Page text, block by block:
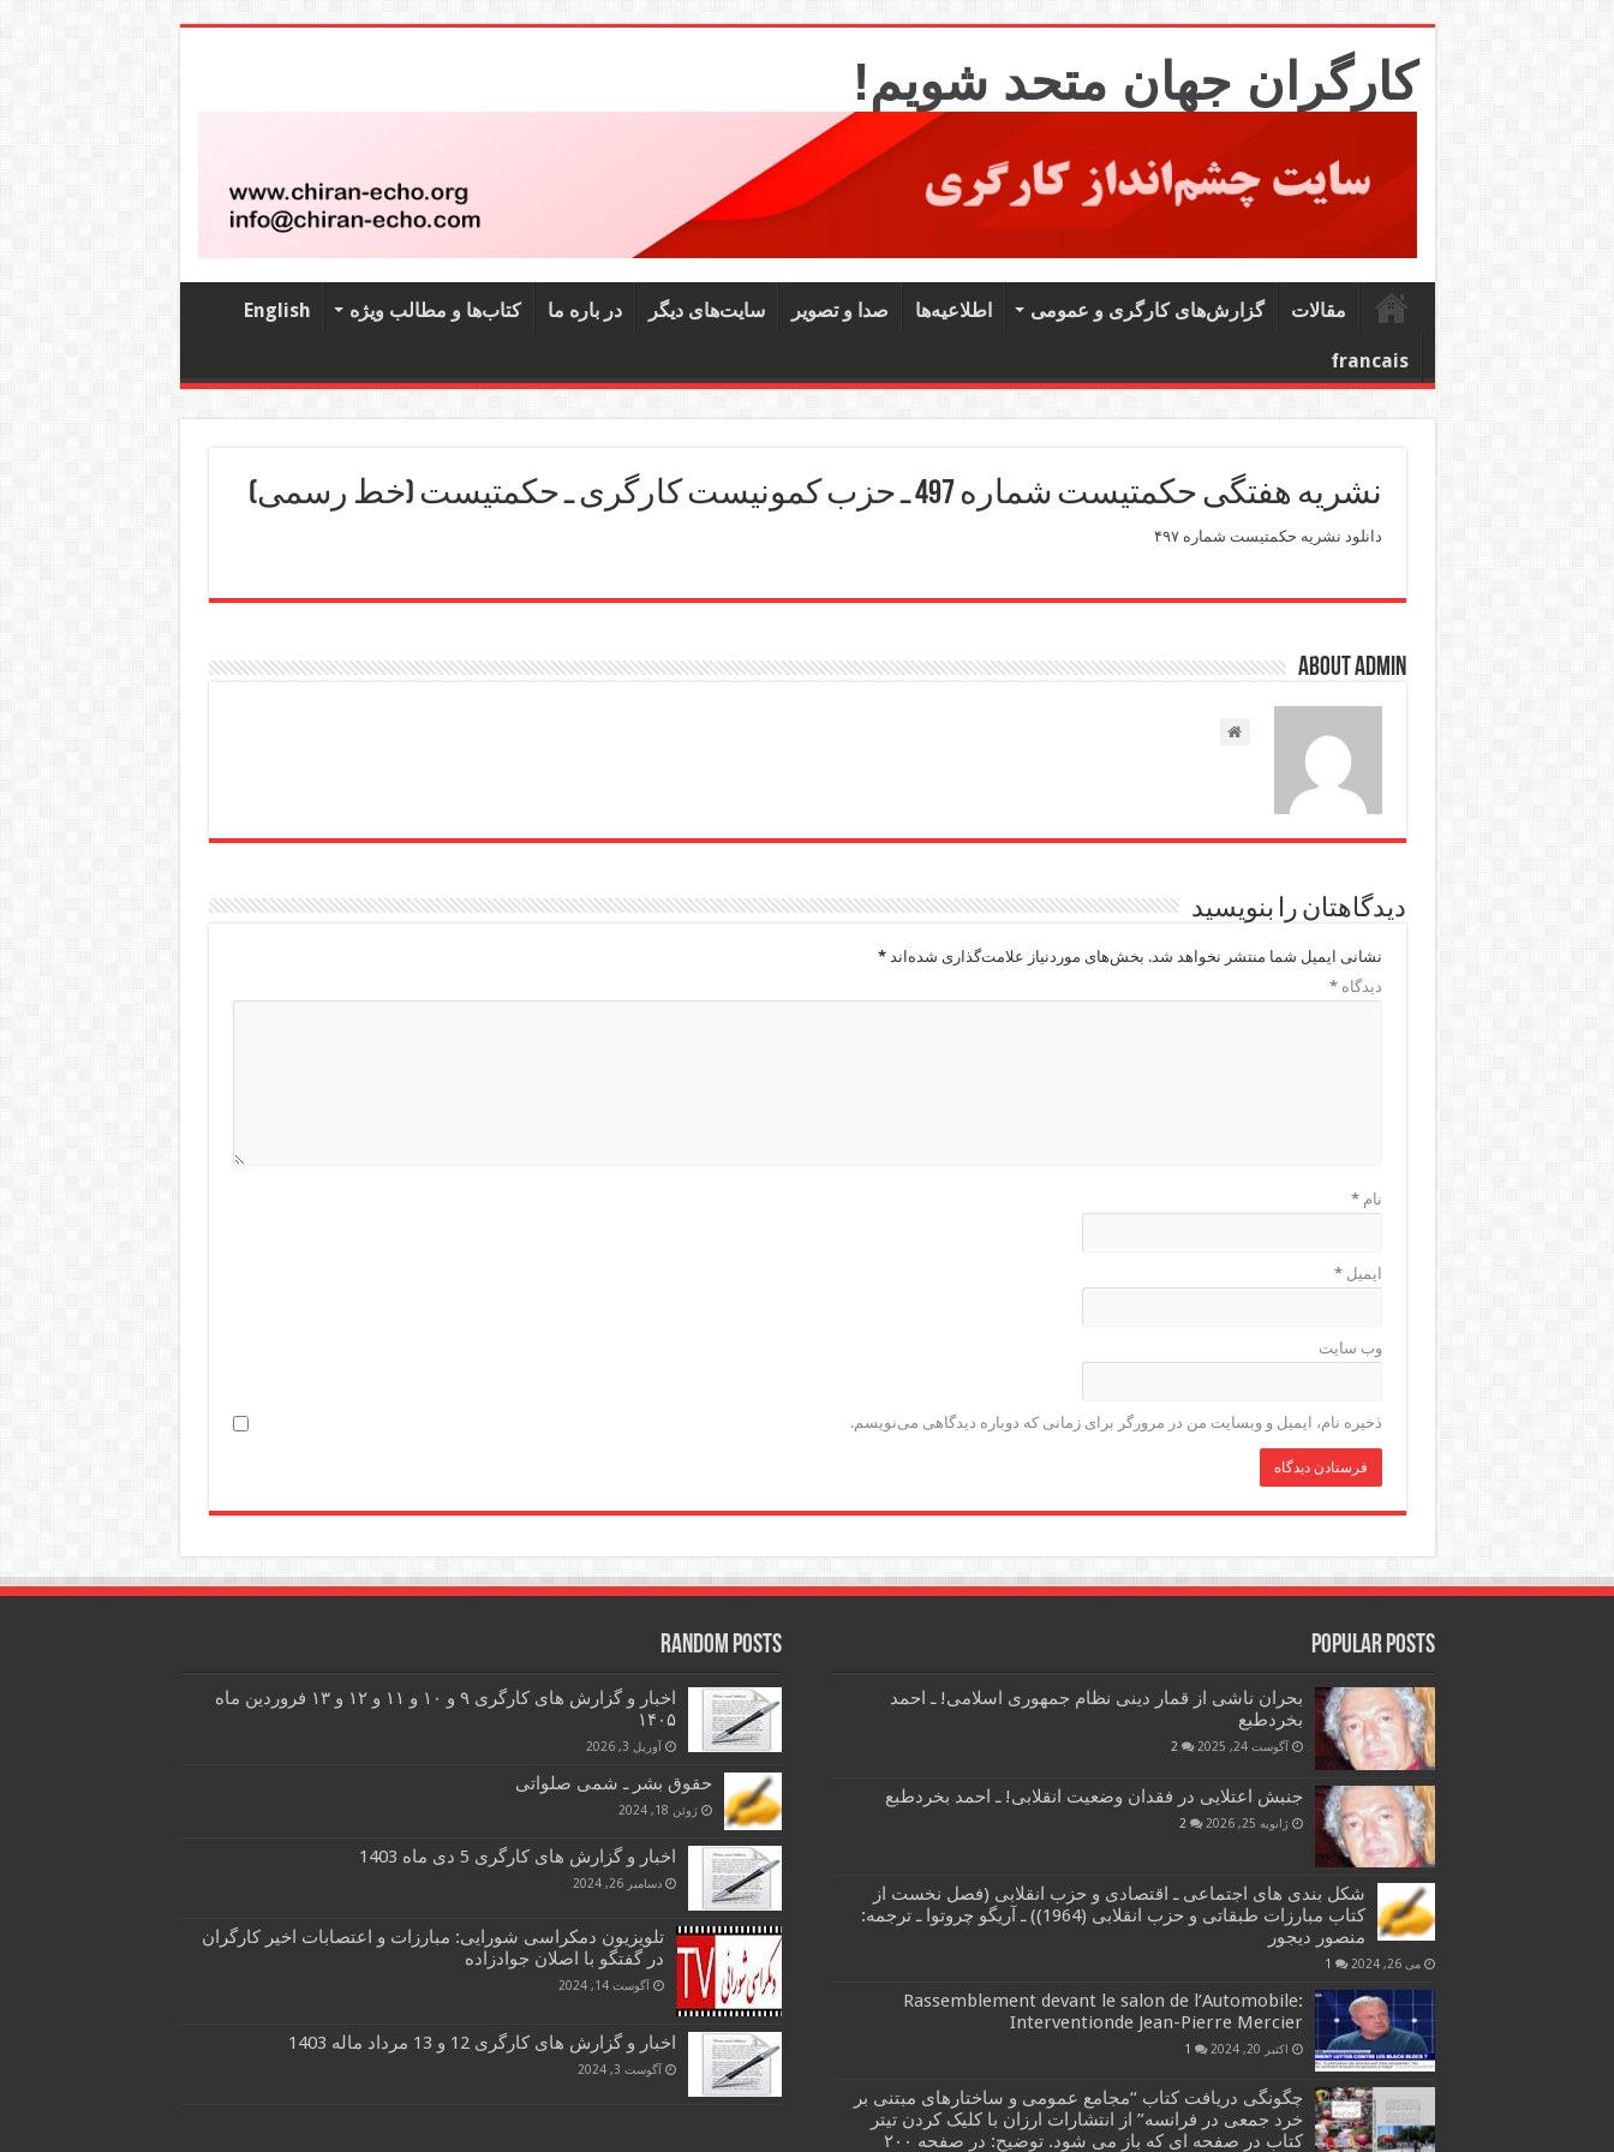
کارگران جهان متحد شویم!
مقالات گزارش‌های کارگری و عمومی اطلاعیه‌ها صدا و تصویر سایت‌های دیگر در باره ما کتاب‌‌ها و مطالب ویژه English
francais
نشریه هفتگی حکمتیست شماره 497 ـ حزب کمونیست کارگری ـ حکمتیست (خط رسمی)
دانلود نشریه حکمتیست شماره ۴۹۷
About admin
دیدگاهتان را بنویسید
نشانی ایمیل شما منتشر نخواهد شد. بخش‌های موردنیاز علامت‌گذاری شده‌اند*
دیدگاه*
نام*
ایمیل*
وب‌ سایت
ذخیره نام، ایمیل و وبسایت من در مرورگر برای زمانی که دوباره دیدگاهی می‌نویسم.
Popular Posts
بحران ناشی از قمار دینی نظام جمهوری اسلامی! ـ احمد
بخردطبع
آگوست 24, 2025 2
جنبش اعتلایی در فقدان وضعیت انقلابی! ـ احمد بخردطبع
ژانویه 25, 2026 2
شکل بندی های اجتماعی ـ اقتصادی و حزب انقلابی (فصل نخست از
کتاب مبارزات طبقاتی و حزب انقلابی (1964)) ـ آریگو چروتوا ـ ترجمه:
منصور دیجور
می 26, 2024 1
Rassemblement devant le salon de l’Automobile:
Interventionde Jean-Pierre Mercier
اکتبر 20, 2024 1
چگونگی دریافت کتاب “مجامع عمومی و ساختارهای مبتنی بر
خرد جمعی در فرانسه” از انتشارات ارزان با کلیک کردن تیتر
کتاب در صفحه ای که باز می شود. توضیح: در صفحه ۲۰۰
Random Posts
اخبار و گزارش های کارگری ۹ و ۱۰ و ۱۱ و ۱۲ و ۱۳ فروردین ماه
۱۴۰۵
آوریل 3, 2026
حقوق بشر ـ شمی صلواتی
ژوئن 18, 2024
اخبار و گزارش های کارگری 5 دی ماه 1403
دسامبر 26, 2024
تلویزیون دمکراسی شورایی: مبارزات و اعتصابات اخیر کارگران
در گفتگو با اصلان جوادزاده
آگوست 14, 2024
اخبار و گزارش های کارگری 12 و 13 مرداد ماله 1403
آگوست 3, 2024